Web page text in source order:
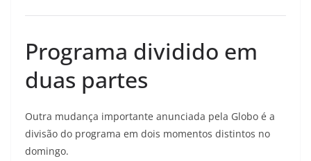
Programa dividido em
duas partes
Outra mudança importante anunciada pela Globo é a
divisão do programa em dois momentos distintos no
domingo.